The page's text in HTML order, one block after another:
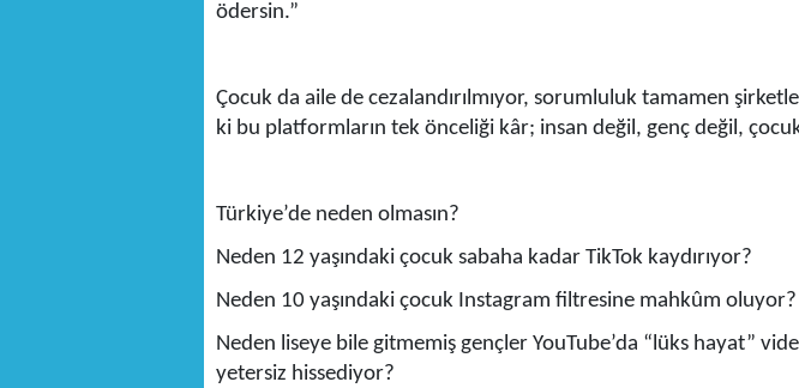
ödersin.”
Çocuk da aile de cezalandırılmıyor, sorumluluk tamamen
ki bu platformların tek önceliği kâr; insan değil, genç değil,
Türkiye’de neden olmasın?
Neden 12 yaşındaki çocuk sabaha kadar TikTok kaydırıyor?
Neden 10 yaşındaki çocuk Instagram filtresine mahkûm oluyor?
Neden liseye bile gitmemiş gençler YouTube’da “lüks hayat”
yetersiz hissediyor?